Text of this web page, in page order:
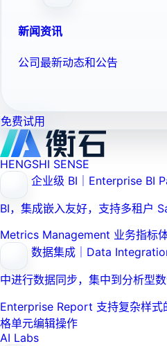
新闻资讯
公司最新动态和公告
免费试用
HENGSHI SENSE
企业级 BI｜Enterprise BI
BI，集成嵌入友好，支持多租户
Metrics Management 业务指标
数据集成｜Data
中进行数据同步，集中到分析型
Enterprise Report 支持复杂样
格单元编辑操作
AI Labs